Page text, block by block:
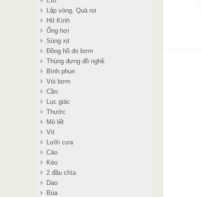
Lập vòng, Quả rọi
Hít Kính
Ống hơi
Súng xịt
Đồng hồ đo bơm
Thùng đựng đồ nghề
Bình phun
Vòi bơm
Cần
Lục giác
Thước
Mỏ lết
Vít
Lưỡi cưa
Cảo
Kéo
2 đầu chìa
Dao
Búa